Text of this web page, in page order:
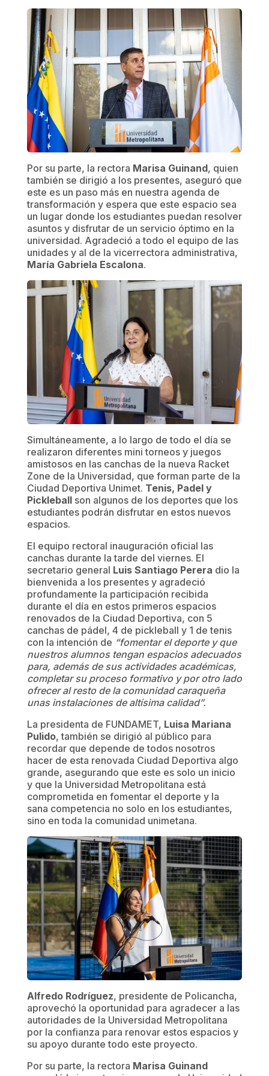
Por su parte, la rectora Marisa Guinand, quien
también se dirigió a los presentes, aseguró que
este es un paso más en nuestra agenda de
transformación y espera que este espacio sea
un lugar donde los estudiantes puedan resolver
asuntos y disfrutar de un servicio óptimo en la
universidad. Agradeció a todo el equipo de las
unidades y al de la vicerrectora administrativa,
María Gabriela Escalona.
Simultáneamente, a lo largo de todo el día se
realizaron diferentes mini torneos y juegos
amistosos en las canchas de la nueva Racket
Zone de la Universidad, que forman parte de la
Ciudad Deportiva Unimet. Tenis, Padel y
Pickleballson algunos de los deportes que los
estudiantes podrán disfrutar en estos nuevos
espacios.
El equipo rectoral inauguración oficial las
canchas durante la tarde del viernes. El
secretario general Luis Santiago Perera dio la
bienvenida a los presentes y agradeció
profundamente la participación recibida
durante el día en estos primeros espacios
renovados de la Ciudad Deportiva, con 5
canchas de pádel, 4 de pickleball y 1 de tenis
con la intención de “fomentar el deporte y que
nuestros alumnos tengan espacios adecuados
para, además de sus actividades académicas,
completar su proceso formativo y por otro lado
ofrecer al resto de la comunidad caraqueña
unas instalaciones de altísima calidad”.
La presidenta de FUNDAMET, Luisa Mariana
Pulido, también se dirigió al público para
recordar que depende de todos nosotros
hacer de esta renovada Ciudad Deportiva algo
grande, asegurando que este es solo un inicio
y que la Universidad Metropolitana está
comprometida en fomentar el deporte y la
sana competencia no solo en los estudiantes,
sino en toda la comunidad unimetana.
Alfredo Rodríguez, presidente de Policancha,
aprovechó la oportunidad para agradecer a las
autoridades de la Universidad Metropolitana
por la confianza para renovar estos espacios y
su apoyo durante todo este proyecto.
Por su parte, la rectora Marisa Guinand